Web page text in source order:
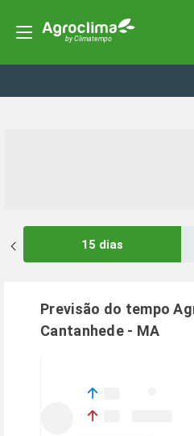
15 dias
Previsão do tempo
Cantanhede - MA